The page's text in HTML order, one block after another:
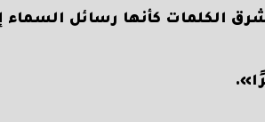
الكلمات كأنها رسائل السماء